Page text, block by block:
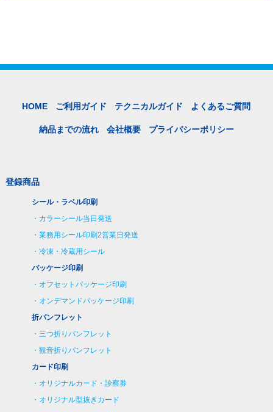
HOME ご利用ガイド テクニカルガイド よくあるご質問
納品までの流れ 会社概要 プライバシーポリシー
登録商品
シール・ラベル印刷
カラーシール当日発送
業務用シール印刷2営業日発送
冷凍・冷蔵用シール
パッケージ印刷
オフセットパッケージ印刷
オンデマンドパッケージ印刷
折パンフレット
三つ折りパンフレット
観音折りパンフレット
カード印刷
オリジナルカード・診察券
オリジナル型抜きカード